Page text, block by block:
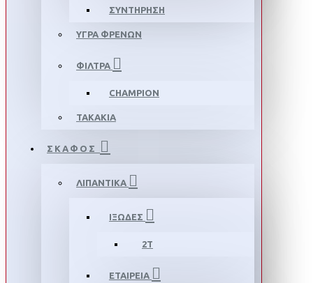
ΣΥΝΤΗΡΗΣΗ
ΥΓΡΑ ΦΡΕΝΩΝ
ΦΙΛΤΡΑ
CHAMPION
ΤΑΚΑΚΙΑ
ΣΚΑΦΟΣ
ΛΙΠΑΝΤΙΚΑ
ΙΞΩΔΕΣ
2T
ΕΤΑΙΡΕΙΑ